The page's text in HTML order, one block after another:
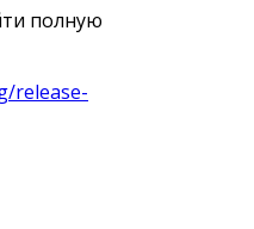
полную
release-